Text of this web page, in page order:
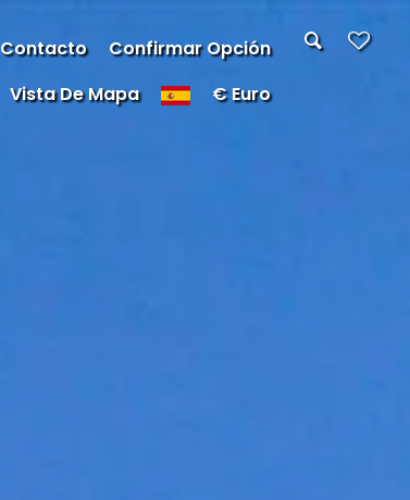
Contacto
Confirmar Opción
Vista De Mapa
€ Euro